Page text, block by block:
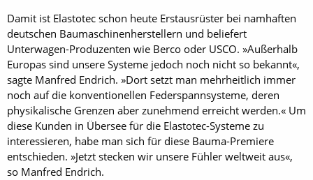
Damit ist Elastotec schon heute Erstausrüster bei namhaften
deutschen Baumaschinenherstellern und beliefert
Unterwagen-Produzenten wie Berco oder USCO. »Außerhalb
Europas sind unsere Systeme jedoch noch nicht so bekannt«,
sagte Manfred Endrich. »Dort setzt man mehrheitlich immer
noch auf die konventionellen Federspannsysteme, deren
physikalische Grenzen aber zunehmend erreicht werden.« Um
diese Kunden in Übersee für die Elastotec-Systeme zu
interessieren, habe man sich für diese Bauma-Premiere
entschieden. »Jetzt stecken wir unsere Fühler weltweit aus«,
so Manfred Endrich.